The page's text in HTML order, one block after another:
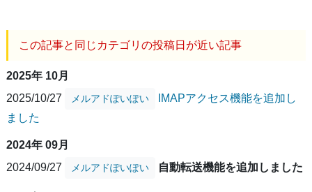
この記事と同じカテゴリの投稿日が近い記事
2025年 10月
2025/10/27
メルアドぽいぽい
IMAPアクセス機能を追加し
ました
2024年 09月
2024/09/27
メルアドぽいぽい 自動転送機能を追加しました